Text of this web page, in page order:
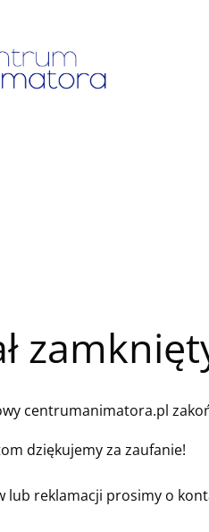
centrumanimatora.pl
dziękujemy za zaufanie!
lub reklamacji prosimy o